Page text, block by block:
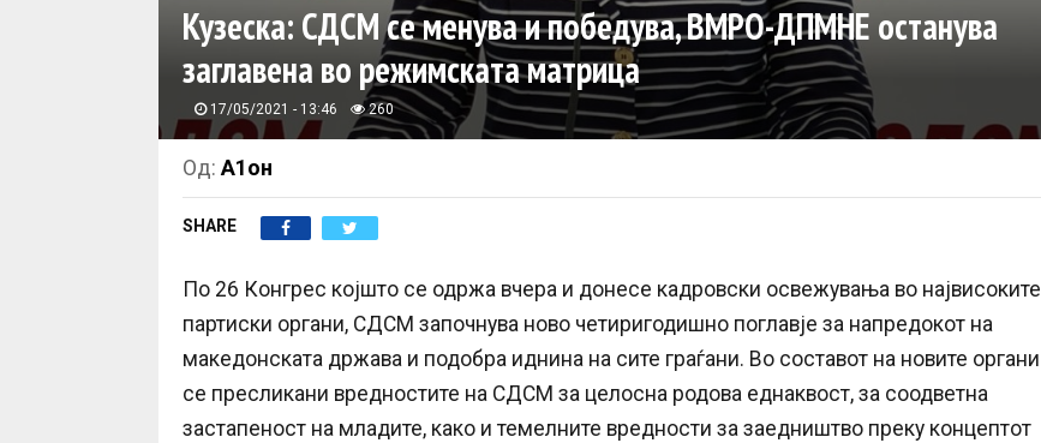
Кузеска: СДСМ се менува и победува, ВМРО-ДПМНЕ останува
заглавена во режимската матрица
17/05/2021 - 13:46 260
Од: А1он
SHARE
По 26 Конгрес којшто се одржа вчера и донесе кадровски освежувања во највисоките
партиски органи, СДСМ започнува ново четиригодишно поглавје за напредокот на
македонската држава и подобра иднина на сите граѓани. Во составот на новите органи
се пресликани вредностите на СДСМ за целосна родова еднаквост, за соодветна
застапеност на младите, како и темелните вредности за заедништво преку концептот